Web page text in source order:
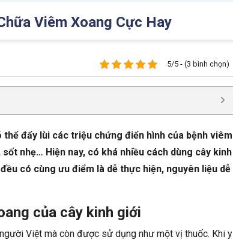
Viêm Xoang Cực Hay
5/5 - (3 bình chọn)
đẩy lùi các triệu chứng điển hình của bệnh viêm
nhẹ… Hiện nay, có khá nhiều cách dùng cây kinh
có cùng ưu điểm là dễ thực hiện, nguyên liệu dễ
của cây kinh giới
Việt mà còn được sử dụng như một vị thuốc. Khi y